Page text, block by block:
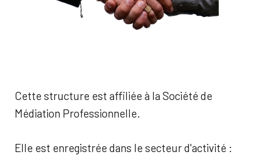
Cette structure est affiliée à la Société de
Médiation Professionnelle.
Elle est enregistrée dans le secteur d'activité :